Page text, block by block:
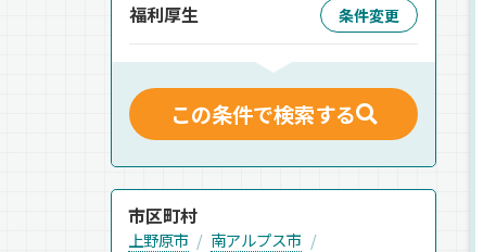
福利厚生 条件変更
この条件で検索する
市区町村
上野原市
南アルプス市